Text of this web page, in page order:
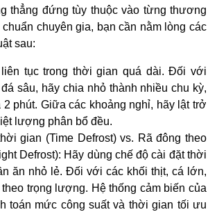
thẳng đứng tùy thuộc vào từng thương
chuyên gia, bạn cần nằm lòng các
sau:
tục trong thời gian quá dài. Đối với
sâu, hãy chia nhỏ thành nhiều chu kỳ,
2 phút. Giữa các khoảng nghỉ, hãy lật trở
lượng phân bổ đều.
gian (Time Defrost) vs. Rã đông theo
Defrost): Hãy dùng chế độ cài đặt thời
ăn nhỏ lẻ. Đối với các khối thịt, cá lớn,
trọng lượng. Hệ thống cảm biến của
toán mức công suất và thời gian tối ưu